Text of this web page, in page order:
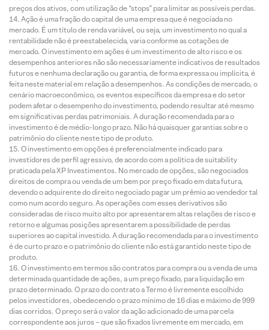
preços dos ativos, com utilização de “stops” para limitar as possíveis perdas.
Ação é uma fração do capital de uma empresa que é negociada no
mercado. É um título de renda variável, ou seja, um investimento no qual a
rentabilidade não é preestabelecida, varia conforme as cotações de
mercado. O investimento em ações é um investimento de alto risco e os
desempenhos anteriores não são necessariamente indicativos de resultados
futuros e nenhuma declaração ou garantia, de forma expressa ou implícita, é
feita neste material em relação a desempenhos. As condições de mercado, o
cenário macroeconômico, os eventos específicos da empresa e do setor
podem afetar o desempenho do investimento, podendo resultar até mesmo
em significativas perdas patrimoniais. A duração recomendada para o
investimento é de médio-longo prazo. Não há quaisquer garantias sobre o
patrimônio do cliente neste tipo de produto.
O investimento em opções é preferencialmente indicado para
investidores de perfil agressivo, de acordo com a política de suitability
praticada pela XP Investimentos. No mercado de opções, são negociados
direitos de compra ou venda de um bem por preço fixado em data futura,
devendo o adquirente do direito negociado pagar um prêmio ao vendedor tal
como num acordo seguro. As operações com esses derivativos são
consideradas de risco muito alto por apresentarem altas relações de risco e
retorno e algumas posições apresentarem a possibilidade de perdas
superiores ao capital investido. A duração recomendada para o investimento
é de curto prazo e o patrimônio do cliente não está garantido neste tipo de
produto.
O investimento em termos são contratos para compra ou a venda de uma
determinada quantidade de ações, a um preço fixado, para liquidação em
prazo determinado. O prazo do contrato a Termo é livremente escolhido
pelos investidores, obedecendo o prazo mínimo de 16 dias e máximo de 999
dias corridos. O preço será o valor da ação adicionado de uma parcela
correspondente aos juros – que são fixados livremente em mercado, em